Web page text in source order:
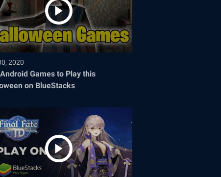
2020
Games to Play this
on BlueStacks